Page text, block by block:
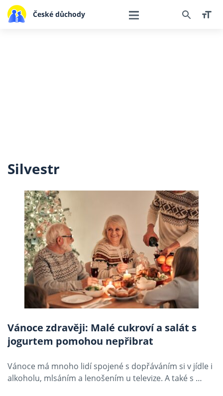
České důchody
Silvestr
Vánoce zdravěji: Malé cukroví a salát s
jogurtem pomohou nepřibrat
Vánoce má mnoho lidí spojené s dopřáváním si v jídle i
alkoholu, mlsáním a lenošením u televize. A také s …